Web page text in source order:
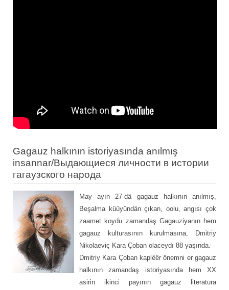
Gagauz halkının istoriyasında anılmış
insannar/Выдающиеся личности в истории
гагаузского народа
May ayın 27-dä gagauz halkının anılmış,
Beşalma küüyündän çıkan, oolu, angısı çok
zaamet koydu zamandaş Gagauziyanın hem
gagauz kulturasının kurulmasına, Dmitriy
Nikolaeviç Kara Çoban olaceydı 88 yaşında.
Dmitriy Kara Çoban kaplȇȇr önemni er gagauz
halkının zamandaş istoriyasında hem XX
asirin ikinci payının gagauz literatura